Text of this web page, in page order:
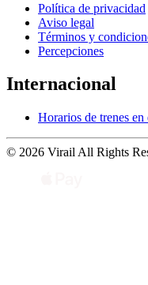
Política de privacidad
Aviso legal
Términos y
Percepciones
Internacional
Horarios de trenes
© 2026 Virail All Rights